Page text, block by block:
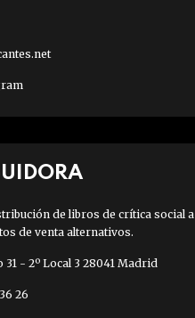
de libros de crítica social a
de venta alternativos.
31 - 2º Local 3 28041 Madrid
26